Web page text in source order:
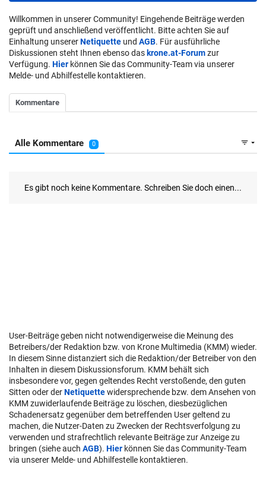
Willkommen in unserer Community! Eingehende Beiträge werden
geprüft und anschließend veröffentlicht. Bitte achten Sie auf
Einhaltung unsererNetiquette und AGB. Für ausführliche
Diskussionen steht Ihnen ebenso das krone.at-Forumzur
Verfügung. Hier können Sie das Community-Team via unserer
Melde- und Abhilfestelle kontaktieren.
User-Beiträge geben nicht notwendigerweise die Meinung des
Betreibers/der Redaktion bzw. von Krone Multimedia (KMM) wieder.
In diesem Sinne distanziert sich die Redaktion/der Betreiber von den
Inhalten in diesem Diskussionsforum. KMM behält sich
insbesondere vor, gegen geltendes Recht verstoßende, den guten
Sitten oder derNetiquettewidersprechende bzw. dem Ansehen von
KMM zuwiderlaufende Beiträge zu löschen, diesbezüglichen
Schadenersatz gegenüber dem betreffenden User geltend zu
machen, die Nutzer-Daten zu Zwecken der Rechtsverfolgung zu
verwenden und strafrechtlich relevante Beiträge zur Anzeige zu
bringen (siehe auch AGB). Hier können Sie das Community-Team
via unserer Melde- und Abhilfestelle kontaktieren.